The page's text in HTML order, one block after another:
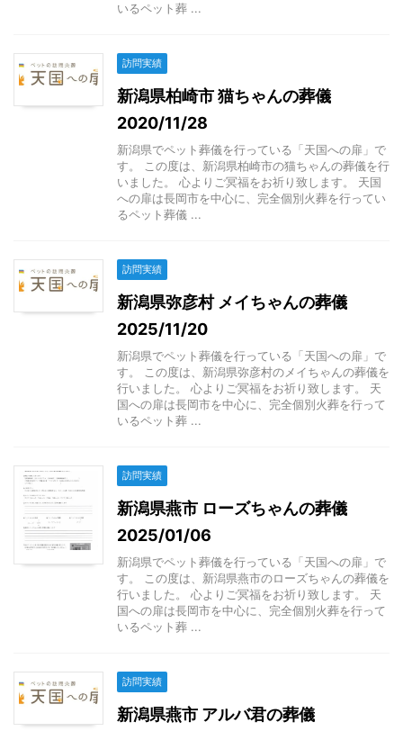
いるペット葬 ...
訪問実績
新潟県柏崎市 猫ちゃんの葬儀
2020/11/28
新潟県でペット葬儀を行っている「天国への扉」で
す。 この度は、新潟県柏崎市の猫ちゃんの葬儀を行
いました。 心よりご冥福をお祈り致します。 天国
への扉は長岡市を中心に、完全個別火葬を行ってい
るペット葬儀 ...
訪問実績
新潟県弥彦村 メイちゃんの葬儀
2025/11/20
新潟県でペット葬儀を行っている「天国への扉」で
す。 この度は、新潟県弥彦村のメイちゃんの葬儀を
行いました。 心よりご冥福をお祈り致します。 天
国への扉は長岡市を中心に、完全個別火葬を行って
いるペット葬 ...
訪問実績
新潟県燕市 ローズちゃんの葬儀
2025/01/06
新潟県でペット葬儀を行っている「天国への扉」で
す。 この度は、新潟県燕市のローズちゃんの葬儀を
行いました。 心よりご冥福をお祈り致します。 天
国への扉は長岡市を中心に、完全個別火葬を行って
いるペット葬 ...
訪問実績
新潟県燕市 アルバ君の葬儀